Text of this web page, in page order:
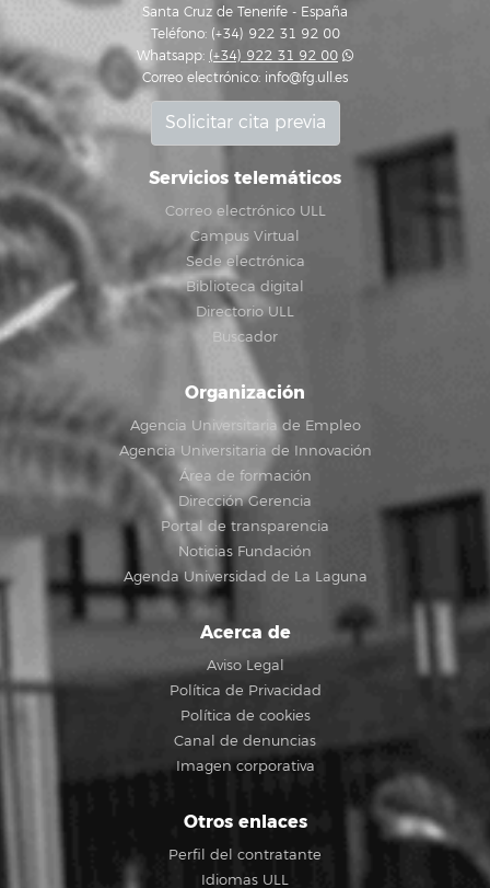
Santa Cruz de Tenerife - España
Teléfono: (+34) 922 31 92 00
Whatsapp: (+34) 922 31 92 00
Correo electrónico: info@fg.ull.es
Solicitar cita previa
Servicios telemáticos
Correo electrónico ULL
Campus Virtual
Sede electrónica
Biblioteca digital
Directorio ULL
Buscador
Organización
Agencia Universitaria de Empleo
Agencia Universitaria de Innovación
Área de formación
Dirección Gerencia
Portal de transparencia
Noticias Fundación
Agenda Universidad de La Laguna
Acerca de
Aviso Legal
Política de Privacidad
Política de cookies
Canal de denuncias
Imagen corporativa
Otros enlaces
Perfil del contratante
Idiomas ULL